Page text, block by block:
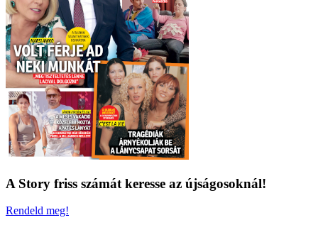
A Story friss számát keresse az újságosoknál!
Rendeld meg!